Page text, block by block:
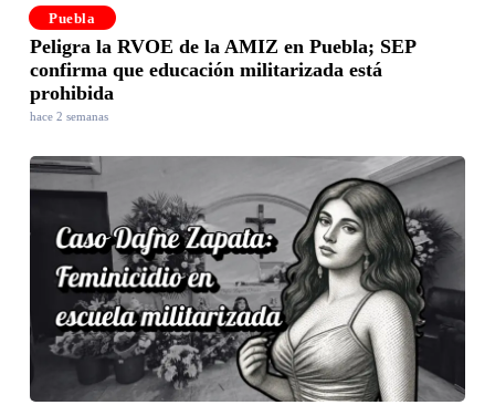
Puebla
Peligra la RVOE de la AMIZ en Puebla; SEP
confirma que educación militarizada está
prohibida
hace 2 semanas